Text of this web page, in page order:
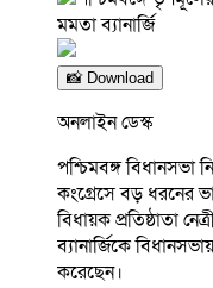
📸 Download
অনলাইন ডেস্ক
পশ্চিমবঙ্গ বিধানসভা
কংগ্রেসে বড় ধরনের
বিধায়ক প্রতিষ্ঠাতা
ব্যানার্জিকে
করেছেন।